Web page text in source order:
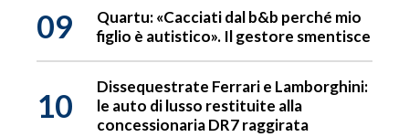
09
Quartu: «Cacciati dal b&b perché mio
figlio è autistico». Il gestore smentisce
10
Dissequestrate Ferrari e Lamborghini:
le auto di lusso restituite alla
concessionaria DR7 raggirata